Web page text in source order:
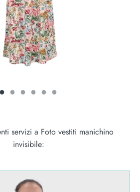
servizi a Foto vestiti manichino
invisibile: